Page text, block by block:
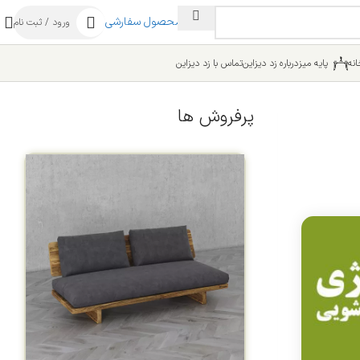
ساخت محصول سفارشی ورود / ثبت نام
پایه میزدرباره زد دیزاینتماس با زد دیزاین
پرفروش ها